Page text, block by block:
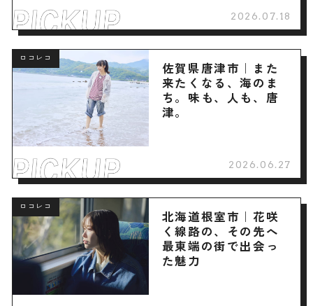
2026.07.18
ロコレコ
佐賀県唐津市｜また
来たくなる、海のま
ち。味も、人も、唐
津。
2026.06.27
ロコレコ
北海道根室市｜花咲
く線路の、その先へ
最東端の街で出会っ
た魅力